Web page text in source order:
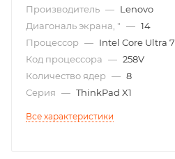
Производитель — Lenovo
Диагональ экрана, " — 14
Процессор — Intel Core Ultra 7
Код процессора — 258V
Количество ядер — 8
Серия — ThinkPad X1
Все характеристики